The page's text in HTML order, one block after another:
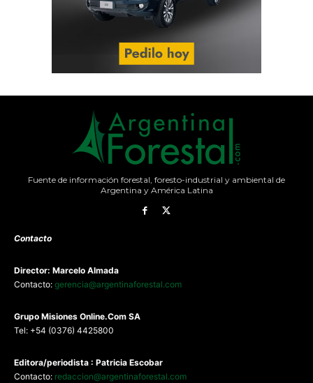
Fuente de información forestal, foresto-industrial y ambiental de
Argentina y América Latina
Contacto
Director: Marcelo Almada
Contacto: gerencia@argentinaforestal.com
Grupo Misiones Online.Com SA
Tel: +54 (0376) 4425800
Editora/periodista : Patricia Escobar
Contacto: redaccion@argentinaforestal.com